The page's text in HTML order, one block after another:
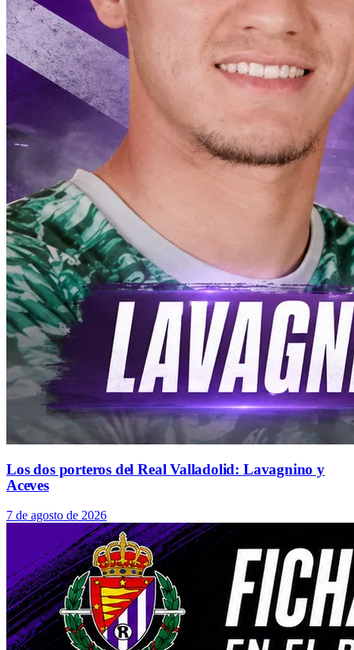
Los dos porteros del Real Valladolid: Lavagnino y
Aceves
7 de agosto de 2026